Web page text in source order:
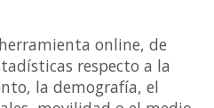
online, de
respecto a la
la demografía, el